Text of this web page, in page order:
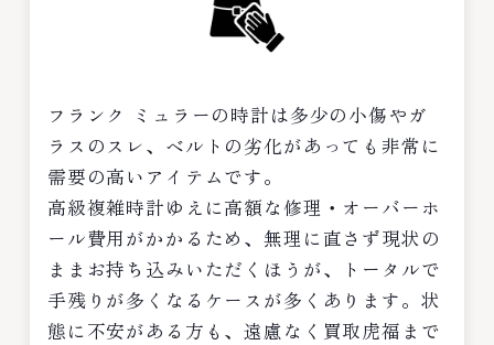
フランク ミュラーの時計は多少の小傷やガ
ラスのスレ、ベルトの劣化があっても非常に
需要の高いアイテムです。
高級複雑時計ゆえに高額な修理・オーバーホ
ール費用がかかるため、無理に直さず現状の
ままお持ち込みいただくほうが、トータルで
手残りが多くなるケースが多くあります。状
態に不安がある方も、遠慮なく買取虎福まで